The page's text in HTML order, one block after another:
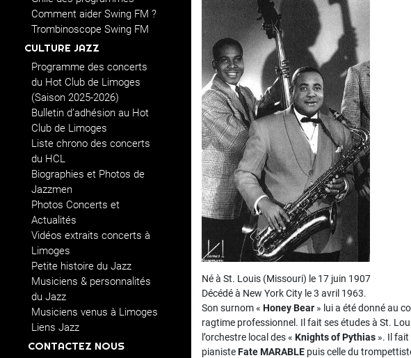
Comment aider Swing FM ?
Trombinoscope Swing FM
CULTURE JAZZ
Programme des concerts
du Hot Club de Limoges
(Saison 2025-2026)
Bulletin d’adhésion au Hot
Club de Limoges
Liste chrono des concerts
du HCL
Biographies et Photos de
Jazzmen
Photos Concerts et
Actualités
Vidéos extraits concerts à
Limoges
Petite histoire du Jazz
Musiciens & personnalités
du Jazz
Musiciens venus à Limoges
Liens Jazz
CONTACTEZ NOUS
Né à St. Louis (Missouri) le 17 juin 1907
Décédé à New York City le 3 avril 1963.
Son surnom « Honey Bear » lui a été donné au
ragtime professionnel. Il fait ses études à St.
l’orchestre local des « Knights of Pythias ». Il fait
pianisteFate MARABLE puis celle du